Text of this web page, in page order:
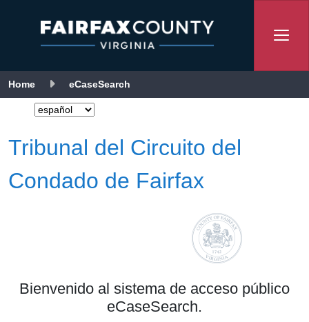
Home eCaseSearch
Tribunal del Circuito del
Condado de Fairfax
Bienvenido al sistema de acceso público
eCaseSearch.